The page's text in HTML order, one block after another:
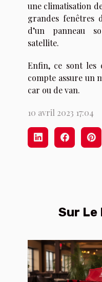
une climatisation
grandes fenêtres
d’un panneau
satellite.
Enfin, ce sont les
compte assure un
car ou de van.
10 avril 2023 17:04
Sur Le